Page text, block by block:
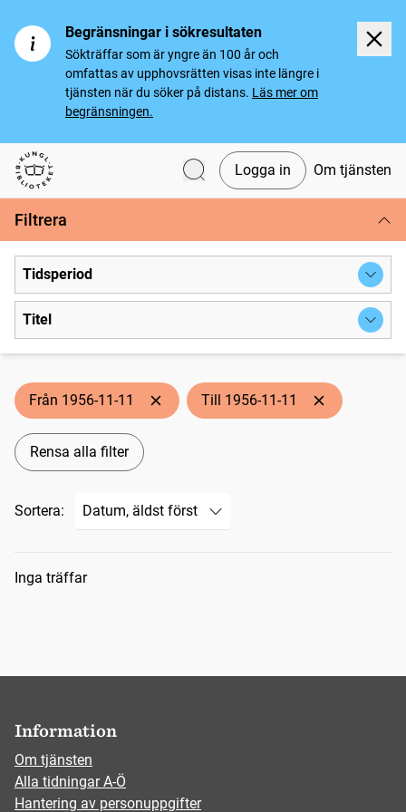
Begränsningar i sökresultaten
Sökträffar som är yngre än 100 år och
omfattas av upphovsrätten visas inte längre i
tjänsten när du söker på distans. Läs mer om
begränsningen.
Svenska tidningar
Logga in Om tjänsten
Filtrera
Tidsperiod
Titel
Från 1956-11-11 Till 1956-11-11
Rensa alla filter
Sortera:
Sökresultat
Inga träffar
Information
Om tjänsten
Alla tidningar A-Ö
Hantering av personuppgifter